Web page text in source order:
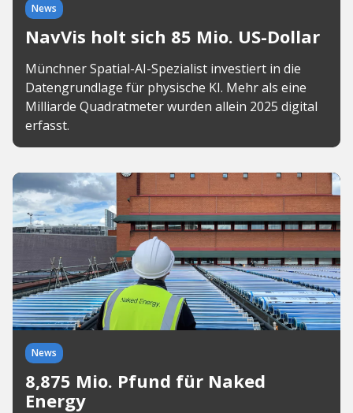
News
NavVis holt sich 85 Mio. US-Dollar
Münchner Spatial-AI-Spezialist investiert in die
Datengrundlage für physische KI. Mehr als eine
Milliarde Quadratmeter wurden allein 2025 digital
erfasst.
News
8,875 Mio. Pfund für Naked
Energy